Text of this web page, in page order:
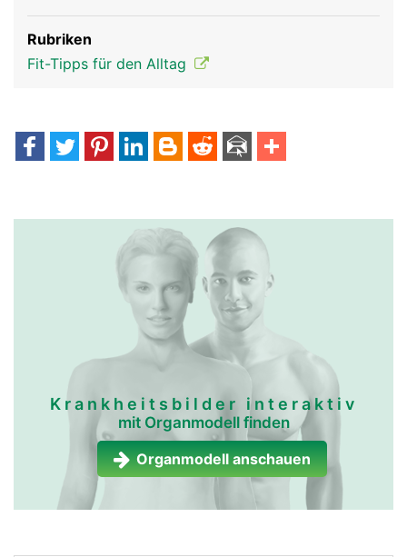
Rubriken
Fit-Tipps für den Alltag
Krankheitsbilder interaktiv
mit Organmodell finden
Organmodell anschauen